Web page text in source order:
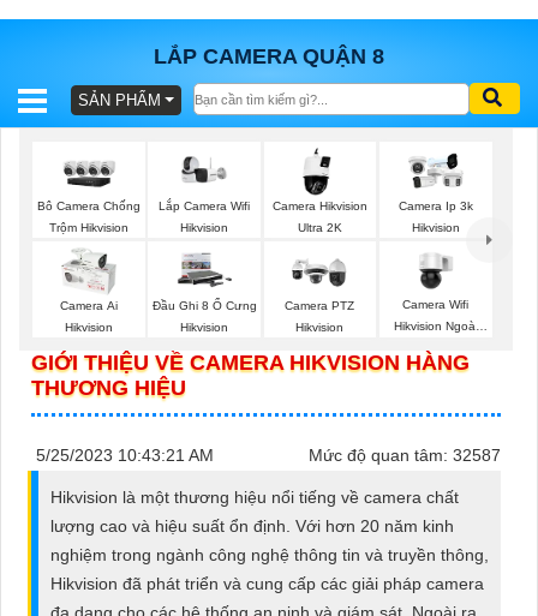
LẮP CAMERA QUẬN 8
BÁO
TRỌN
GÓI
SẢN
TƯ
SẢN PHẨM
Bô Camera Chống
Trộm Hikvision
Lắp Camera Wifi
Hikvision
Camera Hikvision
Ultra 2K
Camera Ip 3k
Hikvision
Camera Ai
Hikvision
Đầu Ghi 8 Ổ Cưng
Hikvision
Camera PTZ
Hikvision
Camera Wifi
Hikvision Ngoài
Trời 360
GIỚI THIỆU VỀ CAMERA HIKVISION HÀNG
THƯƠNG HIỆU
5/25/2023 10:43:21 AM Mức độ quan tâm: 32587
Hikvision là một thương hiệu nổi tiếng về camera chất
lượng cao và hiệu suất ổn định. Với hơn 20 năm kinh
nghiệm trong ngành công nghệ thông tin và truyền thông,
Hikvision đã phát triển và cung cấp các giải pháp camera
đa dạng cho các hệ thống an ninh và giám sát. Ngoài ra,